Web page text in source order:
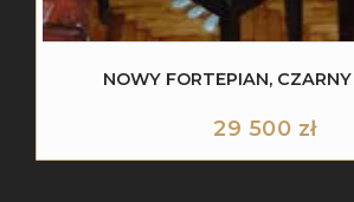
NOWY FORTEPIAN,
29 500 zł